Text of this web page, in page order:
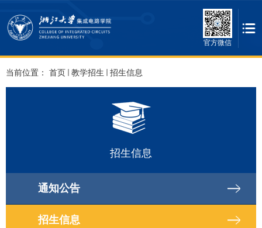
官方微信
当前位置： 首页 教学招生 招生信息
招生信息
通知公告
招生信息